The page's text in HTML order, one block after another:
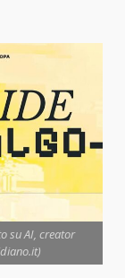
su AI, creator